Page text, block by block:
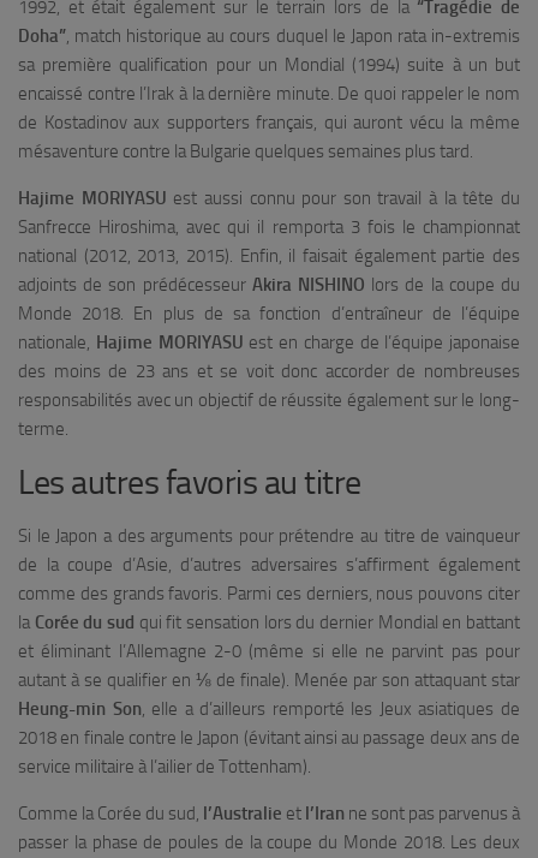
1992, et était également sur le terrain lors de la “Tragédie de
Doha”, match historique au cours duquel le Japon rata in-extremis
sa première qualification pour un Mondial (1994) suite à un but
encaissé contre l’Irak à la dernière minute. De quoi rappeler le nom
de Kostadinov aux supporters français, qui auront vécu la même
mésaventure contre la Bulgarie quelques semaines plus tard.
Hajime MORIYASU est aussi connu pour son travail à la tête du
Sanfrecce Hiroshima, avec qui il remporta 3 fois le championnat
national (2012, 2013, 2015). Enfin, il faisait également partie des
adjoints de son prédécesseur Akira NISHINO lors de la coupe du
Monde 2018. En plus de sa fonction d’entraîneur de l’équipe
nationale, Hajime MORIYASU est en charge de l’équipe japonaise
des moins de 23 ans et se voit donc accorder de nombreuses
responsabilités avec un objectif de réussite également sur le long-
terme.
Les autres favoris au titre
Si le Japon a des arguments pour prétendre au titre de vainqueur
de la coupe d’Asie, d’autres adversaires s’affirment également
comme des grands favoris. Parmi ces derniers, nous pouvons citer
la Corée du sud qui fit sensation lors du dernier Mondial en battant
et éliminant l’Allemagne 2-0 (même si elle ne parvint pas pour
autant à se qualifier en ⅛ de finale). Menée par son attaquant star
Heung-min Son, elle a d’ailleurs remporté les Jeux asiatiques de
2018 en finale contre le Japon (évitant ainsi au passage deux ans de
service militaire à l’ailier de Tottenham).
Comme la Corée du sud, l’Australie et l’Iran ne sont pas parvenus à
passer la phase de poules de la coupe du Monde 2018. Les deux